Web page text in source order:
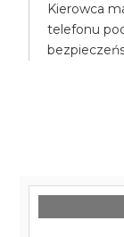
Kierowca
telefonu